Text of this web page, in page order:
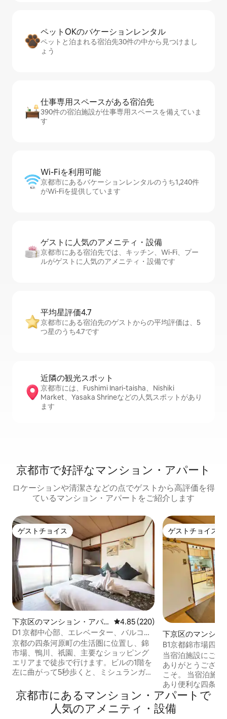
ペットOKのバ⁠ケ⁠ー⁠シ⁠ョ⁠ンレ⁠ン⁠タ⁠ル
ペットと泊まれる宿泊先30件の中から見つけまし
ょう
仕事専用ス⁠ペ⁠ー⁠スがあ⁠る宿⁠泊⁠先
390件の宿泊施設が仕事専用スペースを備えていま
す
Wi-Fiを利⁠用⁠可⁠能
京都市にあるバケーションレンタルのうち1,240件
がWi-Fiを提供しています
ゲストに人⁠気⁠のア⁠メ⁠ニ⁠テ⁠ィ・設⁠備
京都市にある宿泊先では、キッチン、Wi-Fi、プー
ルがゲストに人気のアメニティ・設備です
平均星評価4.7
京都市にある宿泊先のゲストからの平均評価は、5
つ星のうち4.7です
近隣の観光ス⁠ポ⁠ッ⁠ト
京都市には、Fushimi Inari-taisha、Nishiki
Market、Yasaka Shrineなどの人気スポットがあり
ます
京都市で好評なマンション・アパート
ロケーションや清潔さなどの点でゲストから高評価を得
ているマンション・アパートをご紹介します
ゲストチョイス
ゲストチョイス
下京区のマンション・アパ
ート
レビュー220件、5つ星中4.85つ
4.85 (220)
D1 京都中心部、エレベーター、バルコニ
ー、新設のバスルームとバスタブ、快適
な長期滞在、珍しい昭和時代のキッチン
体験、錦市場、鴨川、祇園まで徒歩圏内
京都の四条河原町の生活圏に位置し、錦
市場、鴨川、祇園、主要なショッピング
エリアまで徒歩で行けます。ビルの1階を
左に曲がって5秒歩くと、ミシュランガイ
る、あまり知られていない京都の古い町
家レストランがあります。宿泊先を出る
と、歴史的な雰囲気のある空間で、古都
ゲストチョイス
ゲストチョイス
下京区のマンショ
ト
B1京都錦市場四
エレベーター付き
清水寺まで徒歩［
ルベッド］
当宿泊施設にご関
ありがとうござい
こそ。 当宿泊施
あり便利な四条河
高島屋や錦市場ま
あり、生活に必要
非常に便利です。 なお、本客室は2026年
京都市にあるマンション・アパートで
人気のアメニティ・設備